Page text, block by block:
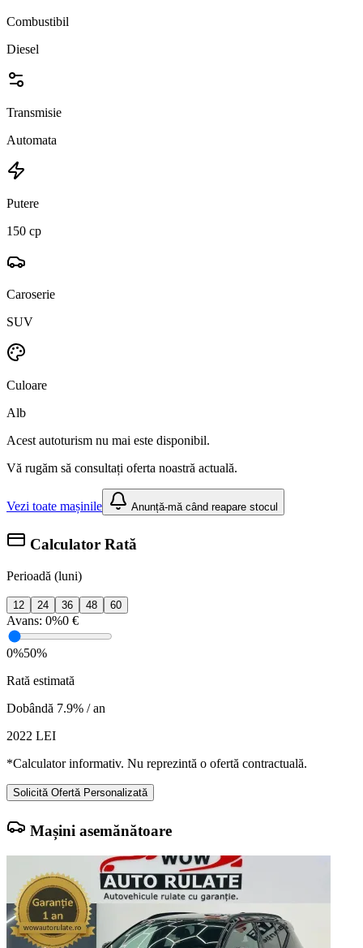
Combustibil
Diesel
Transmisie
Automata
Putere
150 cp
Caroserie
SUV
Culoare
Alb
Acest autoturism nu mai este disponibil.
Vă rugăm să consultați oferta noastră actuală.
Vezi toate mașinile Anunță-mă când reapare stocul
Calculator Rată
Perioadă (luni)
12 24 36 48 60
Avans: 0%0 €
0%50%
Rată estimată
Dobândă 7.9% / an
2022 LEI
*Calculator informativ. Nu reprezintă o ofertă contractuală.
Solicită Ofertă Personalizată
Mașini asemănătoare